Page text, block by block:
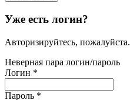
Уже есть логин?
Авторизируйтесь, пожалуйста.
Неверная пара логин/пароль
Логин *
Пароль *